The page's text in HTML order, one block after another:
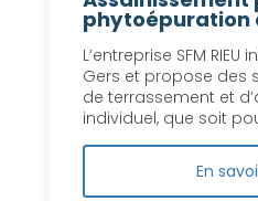
phytoépuration
L’entreprise SFM
Gers et propose des
de terrassement et
individuel, que soit
En